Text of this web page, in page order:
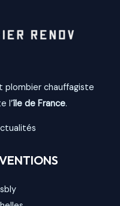
plombier chauffagiste
l’île de France.